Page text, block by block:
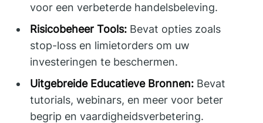
voor een verbeterde handelsbeleving.
Risicobeheer Tools: Bevat opties zoals
stop-loss en limietorders om uw
investeringen te beschermen.
Uitgebreide Educatieve Bronnen: Bevat
tutorials, webinars, en meer voor beter
begrip en vaardigheidsverbetering.